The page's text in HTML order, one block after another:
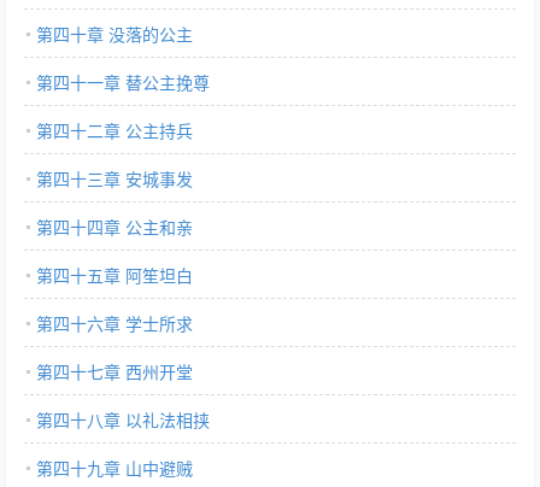
第四十章 没落的公主
第四十一章 替公主挽尊
第四十二章 公主持兵
第四十三章 安城事发
第四十四章 公主和亲
第四十五章 阿笙坦白
第四十六章 学士所求
第四十七章 西州开堂
第四十八章 以礼法相挟
第四十九章 山中避贼